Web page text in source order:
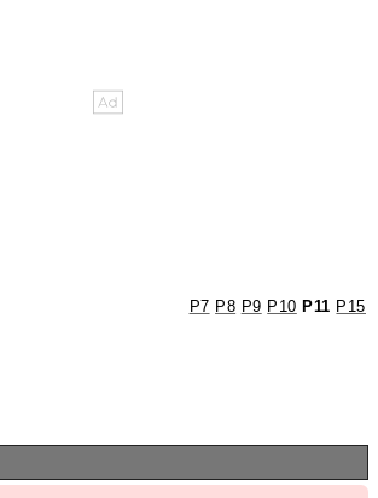
P7 P8 P9 P10 P11 P15